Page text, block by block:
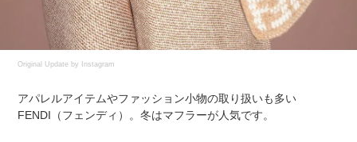
Original Update by Instagram
アパレルアイテムやファッション小物の取り扱いも多い
FENDI（フェンディ）。冬はマフラーが人気です。